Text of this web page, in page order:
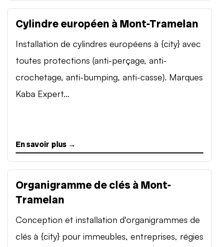
Cylindre européen à Mont-Tramelan
Installation de cylindres européens à {city} avec
toutes protections (anti-perçage, anti-
crochetage, anti-bumping, anti-casse). Marques
Kaba Expert...
En savoir plus →
Organigramme de clés à Mont-
Tramelan
Conception et installation d'organigrammes de
clés à {city} pour immeubles, entreprises, régies